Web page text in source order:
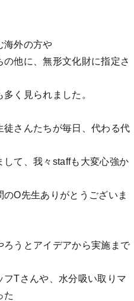
海外の方や
他に、無形文化財に指定さ
く見られました。
徒さんたちが毎日、代わる代
して、我々staffも大変心強か
O先生ありがとうございま
ろうとアイデアから実施まで
Tさんや、水分吸い取りマ
た